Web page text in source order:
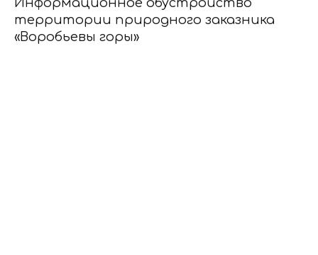
Информационное обустройство
территории природного заказника
«Воробьевы горы»